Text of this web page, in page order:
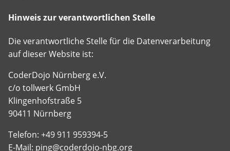
Hinweis zur verantwortlichen Stelle
Die verantwortliche Stelle für die Datenverarbeitung
auf dieser Website ist:
CoderDojo Nürnberg e.V.
c/o tollwerk GmbH
Klingenhofstraße 5
90411 Nürnberg
Telefon: +49 911 959394-5
E-Mail: ping@coderdojo-nbg.org